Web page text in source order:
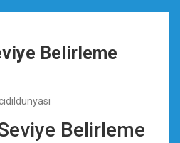
Belirleme
Belirleme